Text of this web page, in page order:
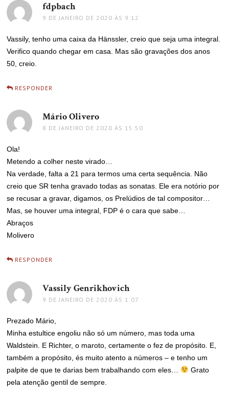
fdpbachdisse:
9 DE JANEIRO DE 2020 ÀS 9:12
Vassily, tenho uma caixa da Hänssler, creio que seja uma integral.
Verifico quando chegar em casa. Mas são gravações dos anos
50, creio.
RESPONDER
Mário Olivero
8 DE JANEIRO DE 2020 ÀS 15:50
Ola!
Metendo a colher neste virado…
Na verdade, falta a 21 para termos uma certa sequência. Não
creio que SR tenha gravado todas as sonatas. Ele era notório por
se recusar a gravar, digamos, os Prelúdios de tal compositor…
Mas, se houver uma integral, FDP é o cara que sabe…
Abraços
Molivero
RESPONDER
Vassily Genrikhovichdisse:
9 DE JANEIRO DE 2020 ÀS 1:07
Prezado Mário,
Minha estultice engoliu não só um número, mas toda uma
Waldstein. E Richter, o maroto, certamente o fez de propósito. E,
também a propósito, és muito atento a números – e tenho um
palpite de que te darias bem trabalhando com eles…
Grato
pela atenção gentil de sempre.